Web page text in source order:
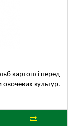
картоплі перед
овочевих культур.